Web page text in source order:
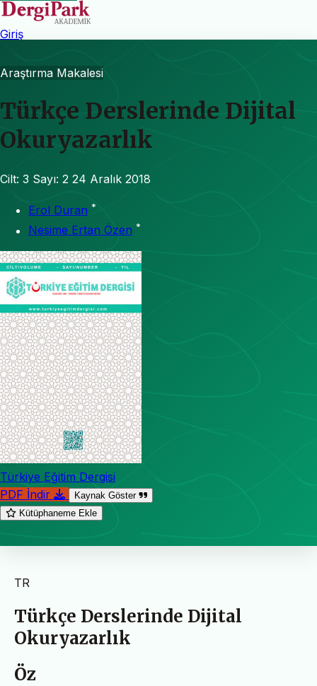
Giriş
Araştırma Makalesi
Türkçe Derslerinde Dijital
Okuryazarlık
Cilt: 3 Sayı: 2 24 Aralık 2018
Erol Duran *
Nesime Ertan Özen *
Türkiye Eğitim Dergisi
PDF İndir
Kaynak Göster
Kütüphaneme Ekle
TR
Türkçe Derslerinde Dijital
Okuryazarlık
Öz